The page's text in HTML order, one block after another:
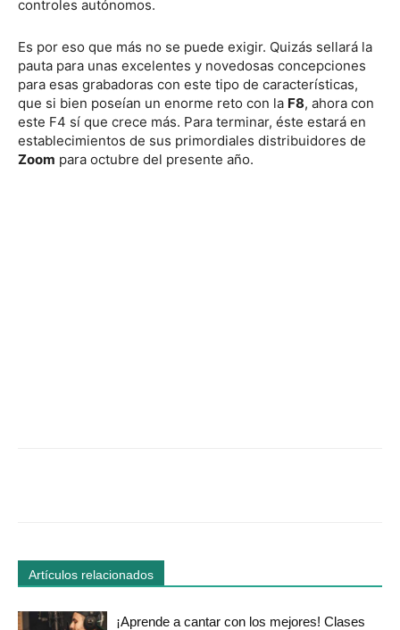
controles autónomos.
Es por eso que más no se puede exigir. Quizás sellará la
pauta para unas excelentes y novedosas concepciones
para esas grabadoras con este tipo de características,
que si bien poseían un enorme reto con la F8, ahora con
este F4 sí que crece más. Para terminar, éste estará en
establecimientos de sus primordiales distribuidores de
Zoom para octubre del presente año.
Artículos relacionados
¡Aprende a cantar con los mejores! Clases